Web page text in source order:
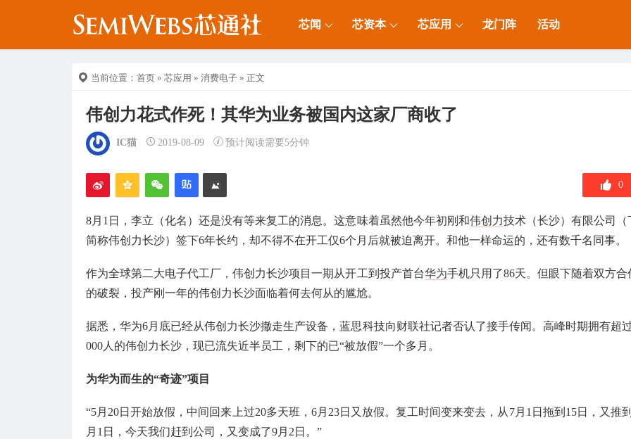
芯闻 芯资本 芯应用 龙门阵 活动
当前位置： 首页 » 芯应用 » 消费电子 » 正文
伟创力花式作死！其华为业务被国内这家厂商收了
IC猫 2019-08-09 预计阅读需要5分钟
0
8月1日，李立（化名）还是没有等来复工的消息。这意味着虽然他今年初刚和伟创力技术（长沙）有限公司（
简称伟创力长沙）签下6年长约，却不得不在开工仅6个月后就被迫离开。和他一样命运的，还有数千名同事。
作为全球第二大电子代工厂，伟创力长沙项目一期从开工到投产首台华为手机只用了86天。但眼下随着双方合
的破裂，投产刚一年的伟创力长沙面临着何去何从的尴尬。
据悉，华为6月底已经从伟创力长沙撤走生产设备，蓝思科技向财联社记者否认了接手传闻。高峰时期拥有超
000人的伟创力长沙，现已流失近半员工，剩下的已“被放假”一个多月。
为华为而生的“奇迹”项目
“5月20日开始放假，中间回来上过20多天班，6月23日又放假。复工时间变来变去，从7月1日拖到15日，又推
月1日，今天我们赶到公司，又变成了9月2日。”